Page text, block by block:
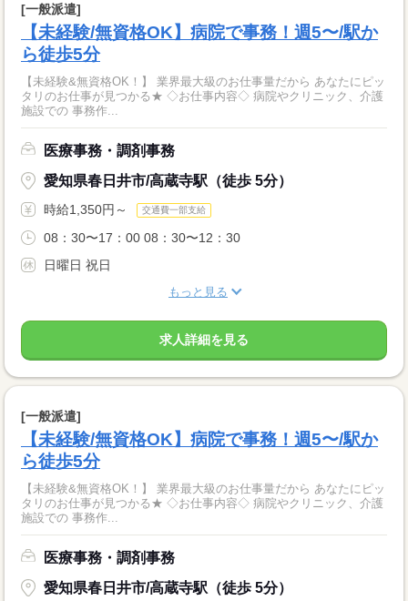
[一般派遣]
【未経験/無資格OK】病院で事務！週5〜/駅か
ら徒歩5分
【未経験&無資格OK！】 業界最大級のお仕事量だから あなたにピッ
タリのお仕事が見つかる★ ◇お仕事内容◇ 病院やクリニック、介護
施設での 事務作...
医療事務・調剤事務
愛知県春日井市/高蔵寺駅（徒歩 5分）
時給1,350円～ 交通費一部支給
08：30〜17：00 08：30〜12：30
日曜日 祝日
もっと見る
求人詳細を見る
[一般派遣]
【未経験/無資格OK】病院で事務！週5〜/駅か
ら徒歩5分
【未経験&無資格OK！】 業界最大級のお仕事量だから あなたにピッ
タリのお仕事が見つかる★ ◇お仕事内容◇ 病院やクリニック、介護
施設での 事務作...
医療事務・調剤事務
愛知県春日井市/高蔵寺駅（徒歩 5分）